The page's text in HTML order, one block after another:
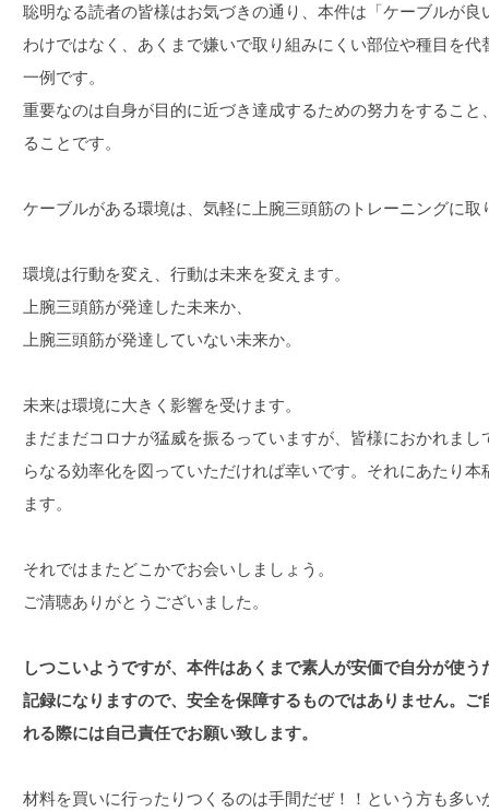
聡明なる読者の皆様はお気づきの通り、本件は「ケーブルが
わけではなく、あくまで嫌いで取り組みにくい部位や種目を
一例です。
重要なのは自身が目的に近づき達成するための努力をするこ
ることです。
ケーブルがある環境は、気軽に上腕三頭筋のトレーニングに
環境は行動を変え、行動は未来を変えます。
上腕三頭筋が発達した未来か、
上腕三頭筋が発達していない未来か。
未来は環境に大きく影響を受けます。
まだまだコロナが猛威を振るっていますが、皆様におかれま
らなる効率化を図っていただければ幸いです。それにあたり
ます。
それではまたどこかでお会いしましょう。
ご清聴ありがとうございました。
しつこいようですが、本件はあくまで素人が安価で自分が使
記録になりますので、安全を保障するものではありません。
れる際には自己責任でお願い致します。
材料を買いに行ったりつくるのは手間だぜ！！という方も多